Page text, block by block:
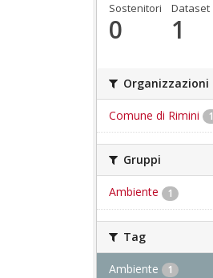
Sostenitori
0
Dataset
1
Organizzazioni
Comune di Rimini 1
Gruppi
Ambiente 1
Tag
Ambiente 1